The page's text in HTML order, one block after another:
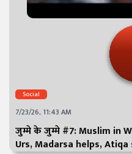
Social
7/23/26, 11:43 AM
जुम्मे के जुम्मे #7: Muslim in
Urs, Madarsa helps, Atiqa